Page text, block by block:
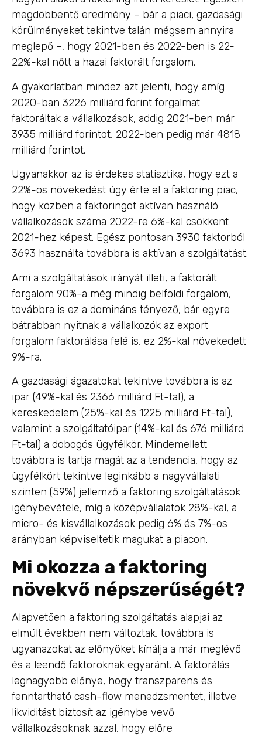
megdöbbentő eredmény – bár a piaci, gazdasági
körülményeket tekintve talán mégsem annyira
meglepő –, hogy 2021-ben és 2022-ben is 22-
22%-kal nőtt a hazai faktorált forgalom.
A gyakorlatban mindez azt jelenti, hogy amíg
2020-ban 3226 milliárd forint forgalmat
faktoráltak a vállalkozások, addig 2021-ben már
3935 milliárd forintot, 2022-ben pedig már 4818
milliárd forintot.
Ugyanakkor az is érdekes statisztika, hogy ezt a
22%-os növekedést úgy érte el a faktoring piac,
hogy közben a faktoringot aktívan használó
vállalkozások száma 2022-re 6%-kal csökkent
2021-hez képest. Egész pontosan 3930 faktorból
3693 használta továbbra is aktívan a szolgáltatást.
Ami a szolgáltatások irányát illeti, a faktorált
forgalom 90%-a még mindig belföldi forgalom,
továbbra is ez a domináns tényező, bár egyre
bátrabban nyitnak a vállalkozók az export
forgalom faktorálása felé is, ez 2%-kal növekedett
9%-ra.
A gazdasági ágazatokat tekintve továbbra is az
ipar (49%-kal és 2366 milliárd Ft-tal), a
kereskedelem (25%-kal és 1225 milliárd Ft-tal),
valamint a szolgáltatóipar (14%-kal és 676 milliárd
Ft-tal) a dobogós ügyfélkör. Mindemellett
továbbra is tartja magát az a tendencia, hogy az
ügyfélkört tekintve leginkább a nagyvállalati
szinten (59%) jellemző a faktoring szolgáltatások
igénybevétele, míg a középvállalatok 28%-kal, a
micro- és kisvállalkozások pedig 6% és 7%-os
arányban képviseltetik magukat a piacon.
Mi okozza a faktoring
növekvő népszerűségét?
Alapvetően a faktoring szolgáltatás alapjai az
elmúlt években nem változtak, továbbra is
ugyanazokat az előnyöket kínálja a már meglévő
és a leendő faktoroknak egyaránt. A faktorálás
legnagyobb előnye, hogy transzparens és
fenntartható cash-flow menedzsmentet, illetve
likviditást biztosít az igénybe vevő
vállalkozásoknak azzal, hogy előre